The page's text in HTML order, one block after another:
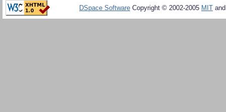
DSpace Software Copyright © 2002-2005 MIT